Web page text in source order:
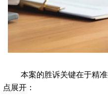
本案的胜诉关键在于精
点展开：